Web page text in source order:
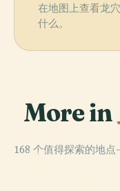
在地图上查看龙
什么。
More in
168 个值得探索的地
PLACE